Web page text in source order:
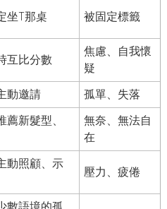
坐T那桌 被固定標籤
互比分數
焦慮、自我懷
疑
動邀請
孤單、失落
薦新髮型、
無奈、無法自
在
動照顧、示
壓力、疲倦